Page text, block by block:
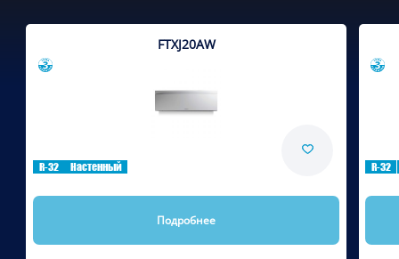
FTXJ20AW
R-32 Настенный
Подробнее
R-32